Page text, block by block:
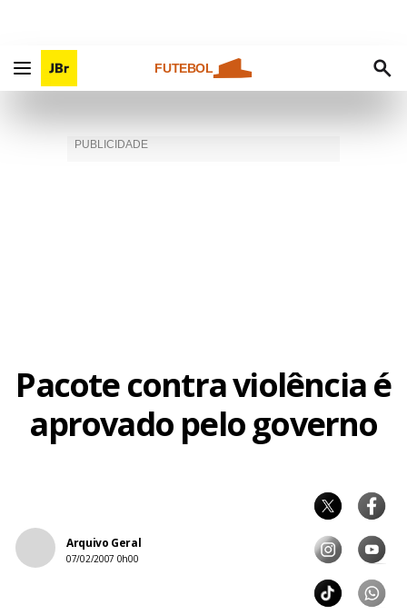
FUTEBOL
Pacote contra violência é
aprovado pelo governo
Arquivo Geral
07/02/2007 0h00